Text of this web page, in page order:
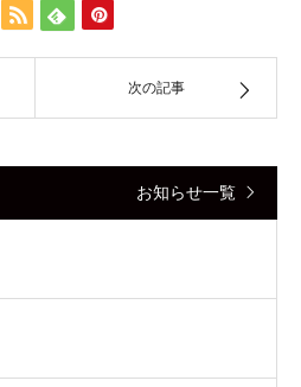
次の記事
お知らせ一覧